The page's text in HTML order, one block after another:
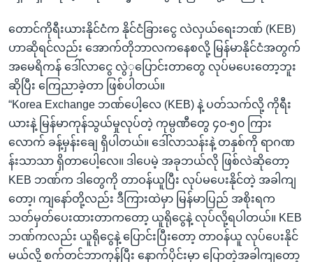
တောင်ကိုရီးယားနိုင်ငံက နိုင်ငံခြားငွေ လဲလှယ်ရေးဘဏ် (KEB)
ဟာဆိုရင်လည်း အောက်တိုဘာလကနေစလို့ မြန်မာနိုင်ငံအတွက်
အမေရိကန် ဒေါ်လာငွေ လွဲှပြောင်းတာတွေ လုပ်မပေးတော့ဘူး
ဆိုပြီး ကြေညာခဲ့တာ ဖြစ်ပါတယ်။
“Korea Exchange ဘဏ်ပေါ့လေ (KEB) နဲ့ ပတ်သက်လို့ ကိုရီး
ယားနဲ့ မြန်မာကုန်သွယ်မှုလုပ်တဲ့ ကုမ္ပဏီတွေ ၄၀-၅၀ ကြား
လောက် ခန့်မှန်းချေ ရှိပါတယ်။ ဒေါ်လာသန်းနဲ့ တနှစ်ကို ရာဂဏ
န်းသာသာ ရှိတာပေါ့လေ။ ဒါပေမဲ့ အခုဘယ်လို ဖြစ်လဲဆိုတော့
KEB ဘဏ်က ဒါတွေကို တာဝန်ယူပြီး လုပ်မပေးနိုင်တဲ့ အခါကျ
တော့၊ ကျနော်တို့လည်း ဒီကြားထဲမှာ မြန်မာပြည် အစိုးရက
သတ်မှတ်ပေးထားတာကတော့ ယူရိုငွေနဲ့ လုပ်လို့ရပါတယ်။ KEB
ဘဏ်ကလည်း ယူရိုငွေနဲ့ ပြောင်းပြီးတော့ တာဝန်ယူ လုပ်ပေးနိုင်
မယ်လို့ စက်တင်ဘာကုန်ပြီး နောက်ပိုင်းမှာ ပြောတဲ့အခါကျတော့